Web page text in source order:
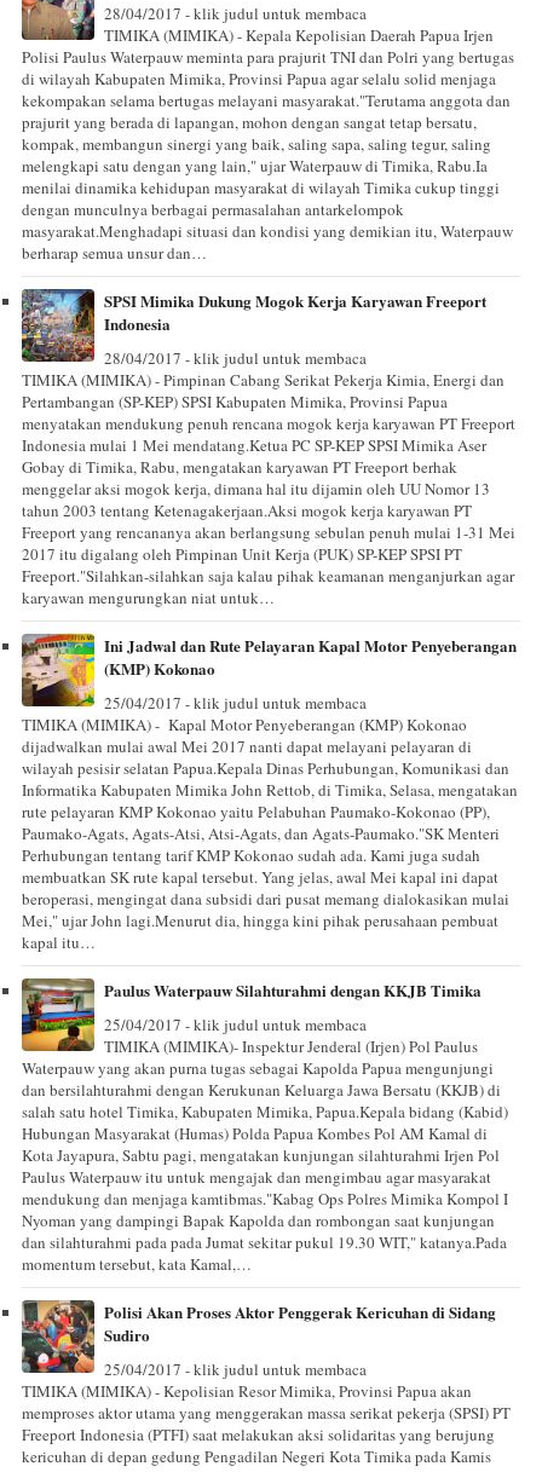
28/04/2017 - klik judul untuk membaca
TIMIKA (MIMIKA) - Kepala Kepolisian Daerah Papua Irjen
Polisi Paulus Waterpauw meminta para prajurit TNI dan Polri yang bertugas
di wilayah Kabupaten Mimika, Provinsi Papua agar selalu solid menjaga
kekompakan selama bertugas melayani masyarakat."Terutama anggota dan
prajurit yang berada di lapangan, mohon dengan sangat tetap bersatu,
kompak, membangun sinergi yang baik, saling sapa, saling tegur, saling
melengkapi satu dengan yang lain," ujar Waterpauw di Timika, Rabu.Ia
menilai dinamika kehidupan masyarakat di wilayah Timika cukup tinggi
dengan munculnya berbagai permasalahan antarkelompok
masyarakat.Menghadapi situasi dan kondisi yang demikian itu, Waterpauw
berharap semua unsur dan…
SPSI Mimika Dukung Mogok Kerja Karyawan Freeport
Indonesia
28/04/2017 - klik judul untuk membaca
TIMIKA (MIMIKA) - Pimpinan Cabang Serikat Pekerja Kimia, Energi dan
Pertambangan (SP-KEP) SPSI Kabupaten Mimika, Provinsi Papua
menyatakan mendukung penuh rencana mogok kerja karyawan PT Freeport
Indonesia mulai 1 Mei mendatang.Ketua PC SP-KEP SPSI Mimika Aser
Gobay di Timika, Rabu, mengatakan karyawan PT Freeport berhak
menggelar aksi mogok kerja, dimana hal itu dijamin oleh UU Nomor 13
tahun 2003 tentang Ketenagakerjaan.Aksi mogok kerja karyawan PT
Freeport yang rencananya akan berlangsung sebulan penuh mulai 1-31 Mei
2017 itu digalang oleh Pimpinan Unit Kerja (PUK) SP-KEP SPSI PT
Freeport."Silahkan-silahkan saja kalau pihak keamanan menganjurkan agar
karyawan mengurungkan niat untuk…
Ini Jadwal dan Rute Pelayaran Kapal Motor Penyeberangan
(KMP) Kokonao
25/04/2017 - klik judul untuk membaca
TIMIKA (MIMIKA) - Kapal Motor Penyeberangan (KMP) Kokonao
dijadwalkan mulai awal Mei 2017 nanti dapat melayani pelayaran di
wilayah pesisir selatan Papua.Kepala Dinas Perhubungan, Komunikasi dan
Informatika Kabupaten Mimika John Rettob, di Timika, Selasa, mengatakan
rute pelayaran KMP Kokonao yaitu Pelabuhan Paumako-Kokonao (PP),
Paumako-Agats, Agats-Atsi, Atsi-Agats, dan Agats-Paumako."SK Menteri
Perhubungan tentang tarif KMP Kokonao sudah ada. Kami juga sudah
membuatkan SK rute kapal tersebut. Yang jelas, awal Mei kapal ini dapat
beroperasi, mengingat dana subsidi dari pusat memang dialokasikan mulai
Mei," ujar John lagi.Menurut dia, hingga kini pihak perusahaan pembuat
kapal itu…
Paulus Waterpauw Silahturahmi dengan KKJB Timika
25/04/2017 - klik judul untuk membaca
TIMIKA (MIMIKA)- Inspektur Jenderal (Irjen) Pol Paulus
Waterpauw yang akan purna tugas sebagai Kapolda Papua mengunjungi
dan bersilahturahmi dengan Kerukunan Keluarga Jawa Bersatu (KKJB) di
salah satu hotel Timika, Kabupaten Mimika, Papua.Kepala bidang (Kabid)
Hubungan Masyarakat (Humas) Polda Papua Kombes Pol AM Kamal di
Kota Jayapura, Sabtu pagi, mengatakan kunjungan silahturahmi Irjen Pol
Paulus Waterpauw itu untuk mengajak dan mengimbau agar masyarakat
mendukung dan menjaga kamtibmas."Kabag Ops Polres Mimika Kompol I
Nyoman yang dampingi Bapak Kapolda dan rombongan saat kunjungan
dan silahturahmi pada pada Jumat sekitar pukul 19.30 WIT," katanya.Pada
momentum tersebut, kata Kamal,…
Polisi Akan Proses Aktor Penggerak Kericuhan di Sidang
Sudiro
25/04/2017 - klik judul untuk membaca
TIMIKA (MIMIKA) - Kepolisian Resor Mimika, Provinsi Papua akan
memproses aktor utama yang menggerakan massa serikat pekerja (SPSI) PT
Freeport Indonesia (PTFI) saat melakukan aksi solidaritas yang berujung
kericuhan di depan gedung Pengadilan Negeri Kota Timika pada Kamis